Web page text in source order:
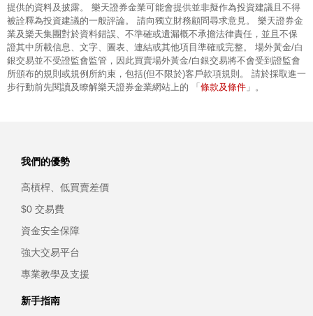
提供的資料及披露。 樂天證券金業可能會提供並非擬作為投資建議且不得
被詮釋為投資建議的一般評論。 請向獨立財務顧問尋求意見。 樂天證券金
業及樂天集團對於資料錯誤、不準確或遺漏概不承擔法律責任，並且不保
證其中所載信息、文字、圖表、連結或其他項目準確或完整。 場外黃金/白
銀交易並不受證監會監管，因此買賣場外黃金/白銀交易將不會受到證監會
所頒布的規則或規例所約束，包括(但不限於)客戶款項規則。 請於採取進一
步行動前先閱讀及瞭解樂天證券金業網站上的 「 條款及條件 」。
我們的優勢
高槓桿、低買賣差價
$0 交易費
資金安全保障
強大交易平台
專業教學及支援
新手指南